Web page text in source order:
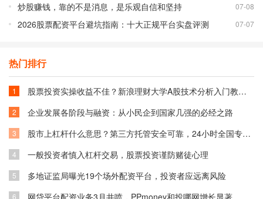
炒股赚钱，靠的不是消息，是乐观自信和坚持 07-08
2026股票配资平台避坑指南：十大正规平台实盘评测 07-07
热门排行
1 股票投资实操收益不佳？新浪理财大学A股技术分析入门教你融入技术获利
2 企业发展各阶段与融资：从小民企到国家几强的必经之路
3 股市上杠杆什么意思？第三方托管安全可靠，24小时全国专业解答！多地服务
4 一般投资者慎入杠杆交易，股票投资谨防赌徒心理
5 多地证监局曝光19个场外配资平台，投资者应远离风险
6 网贷平台配资业务3月井喷，PPmoney和投哪网增长显著